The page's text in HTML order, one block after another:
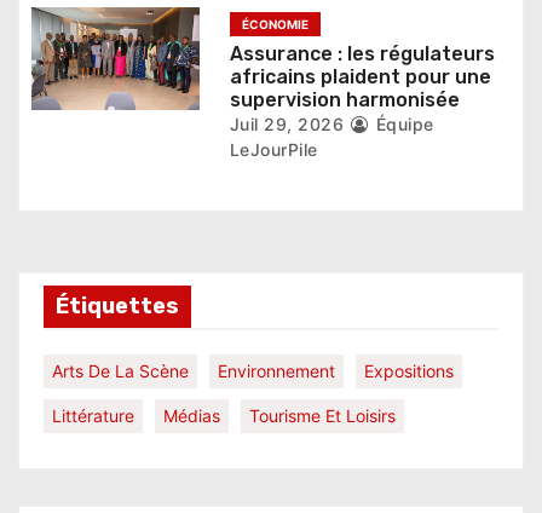
ÉCONOMIE
Assurance : les régulateurs
africains plaident pour une
supervision harmonisée
Juil 29, 2026
Équipe
LeJourPile
Étiquettes
Arts De La Scène Environnement Expositions
Littérature Médias Tourisme Et Loisirs